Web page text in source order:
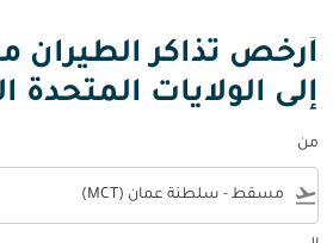
أرخص تذاكر
إلى الولايات المتحدة
من
flight_takeoff